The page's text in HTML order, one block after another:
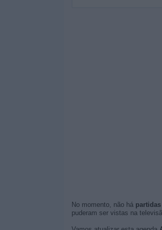
No momento, não há
puderam ser vistas na